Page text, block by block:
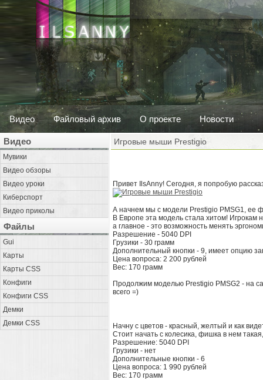
Видео Файловый архив О проекте Новости
Видео
Мувики
Видео обзоры
Видео уроки
Киберспорт
Видео приколы
Файлы
Gui
Карты
Карты CSS
Конфиги
Конфиги CSS
Демки
Демки CSS
Игровые мыши Prestigio
Привет IlsAnny! Сегодня, я попробую
А начнем мы с модели Prestigio PMSG1, ее
В Европе эта модель стала хитом! Игрокам
а главное - это возможность менять
Разрешение - 5040 DPI
Грузики - 30 грамм
Дополнительный кнопки - 9, имеет опцию
Цена вопроса: 2 200 рублей
Вес: 170 грамм
Продолжим моделью Prestigio PMSG2 - на
всего =)
Начну с цветов - красный, желтый и как
Стоит начать с колесика, фишка в нем
Разрешение: 5040 DPI
Грузики - нет
Дополнительные кнопки - 6
Цена вопроса: 1 990 рублей
Вес: 170 грамм